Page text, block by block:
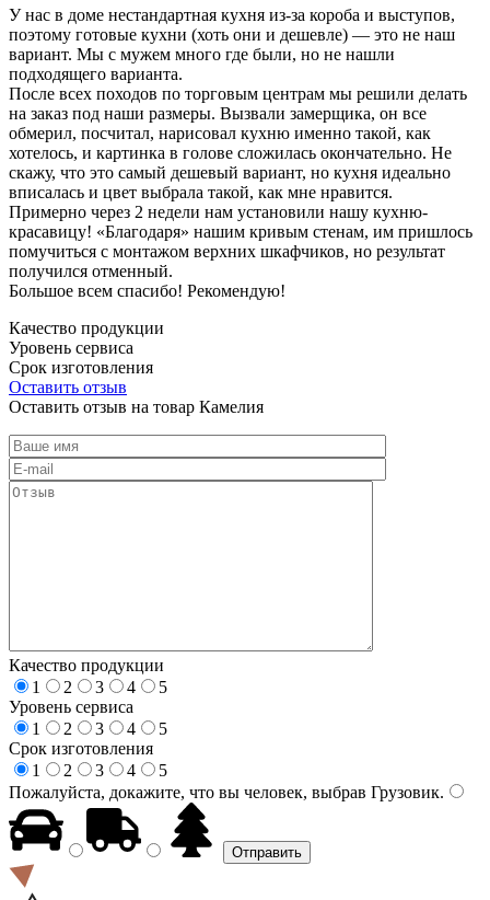
У нас в доме нестандартная кухня из-за короба и выступов,
поэтому готовые кухни (хоть они и дешевле) — это не наш
вариант. Мы с мужем много где были, но не нашли
подходящего варианта.
После всех походов по торговым центрам мы решили делать
на заказ под наши размеры. Вызвали замерщика, он все
обмерил, посчитал, нарисовал кухню именно такой, как
хотелось, и картинка в голове сложилась окончательно. Не
скажу, что это самый дешевый вариант, но кухня идеально
вписалась и цвет выбрала такой, как мне нравится.
Примерно через 2 недели нам установили нашу кухню-
красавицу! «Благодаря» нашим кривым стенам, им пришлось
помучиться с монтажом верхних шкафчиков, но результат
получился отменный.
Большое всем спасибо! Рекомендую!
Качество продукции
Уровень сервиса
Срок изготовления
Оставить отзыв
Оставить отзыв на товар Камелия
Качество продукции
1
2 3 4
5
Уровень сервиса
1
2 3 4
5
Срок изготовления
1
2 3 4
5
Пожалуйста, докажите, что вы человек, выбрав Грузовик.